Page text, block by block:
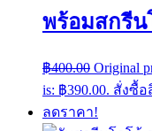
พร้อมสกรีน
฿400.00 Original
is: ฿390.00. สั่งซื้อ
ลดราคา!